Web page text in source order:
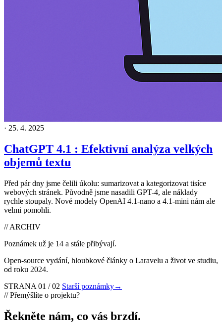
· 25. 4. 2025
ChatGPT 4.1 : Efektivní analýza velkých
objemů textu
Před pár dny jsme čelili úkolu: sumarizovat a kategorizovat tisíce
webových stránek. Původně jsme nasadili GPT-4, ale náklady
rychle stoupaly. Nové modely OpenAI 4.1-nano a 4.1-mini nám ale
velmi pomohli.
// ARCHIV
Poznámek už je 14 a stále přibývají.
Open-source vydání, hloubkové články o Laravelu a život ve studiu,
od roku 2024.
STRANA 01 / 02 Starší poznámky→
// Přemýšlíte o projektu?
Řekněte nám, co vás brzdí.